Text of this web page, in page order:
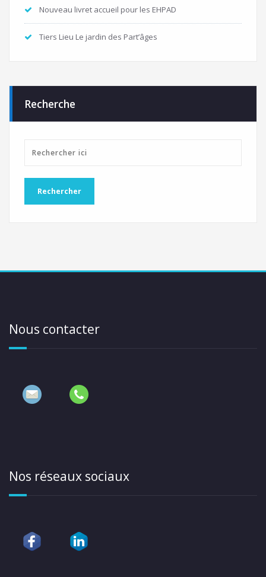
Nouveau livret accueil pour les EHPAD
Tiers Lieu Le jardin des Part’âges
Recherche
Nous contacter
Nos réseaux sociaux